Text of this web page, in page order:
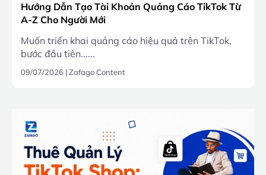
Hướng Dẫn Tạo Tài Khoản Quảng Cáo TikTok Từ
A-Z Cho Người Mới
Muốn triển khai quảng cáo hiệu quả trên TikTok,
bước đầu tiên......
09/07/2026 |Zafago Content